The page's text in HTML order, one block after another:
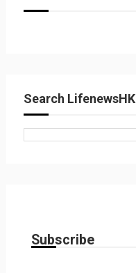
Search LifenewsHK
Subscribe